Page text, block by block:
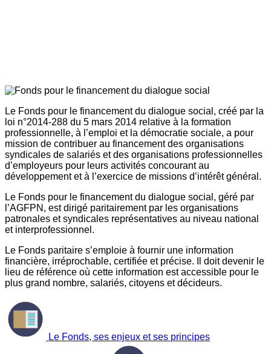
Le Fonds pour le financement du dialogue social, créé par la
loi n°2014-288 du 5 mars 2014 relative à la formation
professionnelle, à l’emploi et la démocratie sociale, a pour
mission de contribuer au financement des organisations
syndicales de salariés et des organisations professionnelles
d’employeurs pour leurs activités concourant au
développement et à l’exercice de missions d’intérêt général.
Le Fonds pour le financement du dialogue social, géré par
l’AGFPN, est dirigé paritairement par les organisations
patronales et syndicales représentatives au niveau national
et interprofessionnel.
Le Fonds paritaire s’emploie à fournir une information
financière, irréprochable, certifiée et précise. Il doit devenir le
lieu de référence où cette information est accessible pour le
plus grand nombre, salariés, citoyens et décideurs.
Le Fonds, ses enjeux et ses principes